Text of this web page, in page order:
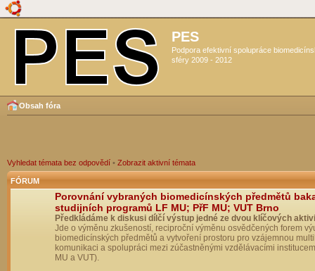
PES
Podpora efektivní spolupráce
sféry 2009 - 2012
Obsah fóra
Vyhledat témata bez odpovědí • Zobrazit aktivní témata
FÓRUM
Porovnání vybraných biomedicínských předmětů
studijních programů LF MU; PřF MU; VUT Brno
Předkládáme k diskusi dílčí výstup jedné ze dvou klíčových
Jde o výměnu zkušeností, reciproční výměnu osvědčených forem
biomedicínských předmětů a vytvoření prostoru pro vzájemnou
komunikaci a spolupráci mezi zúčastněnými vzdělávacími
MU a VUT).